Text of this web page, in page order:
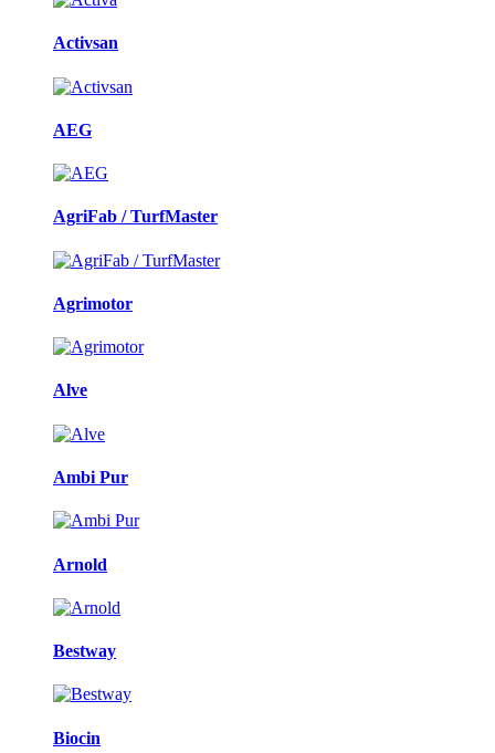
Activsan
AEG
AgriFab / TurfMaster
Agrimotor
Alve
Ambi Pur
Arnold
Bestway
Biocin